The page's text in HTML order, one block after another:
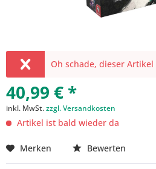
Oh schade, dieser
40,99 € *
inkl. MwSt.zzgl. Versandkosten
Artikel ist bald wieder da
Merken Bewerten